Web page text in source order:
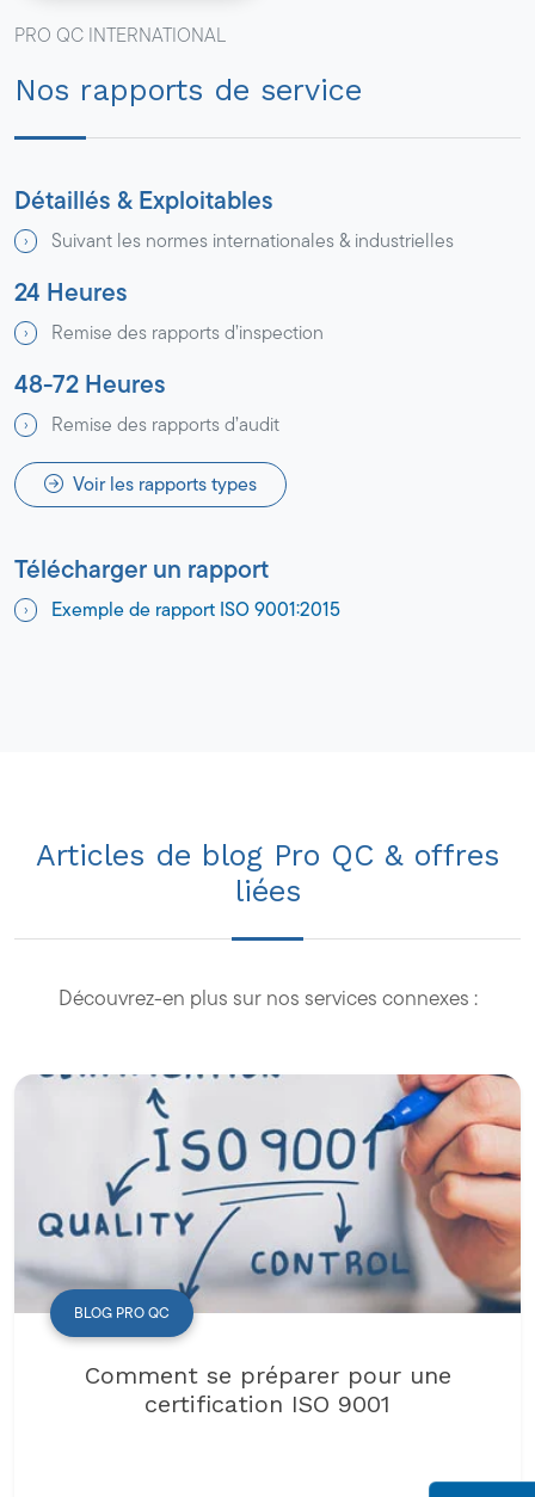
PRO QC INTERNATIONAL
Nos rapports de service
Détaillés & Exploitables
Suivant les normes internationales & industrielles
24 Heures
Remise des rapports d’inspection
48-72 Heures
Remise des rapports d’audit
Voir les rapports types
Télécharger un rapport
Exemple de rapport ISO 9001:2015
Articles de blog Pro QC & offres
liées
Découvrez-en plus sur nos services connexes :
BLOG PRO QC
Comment se préparer pour une
certification ISO 9001